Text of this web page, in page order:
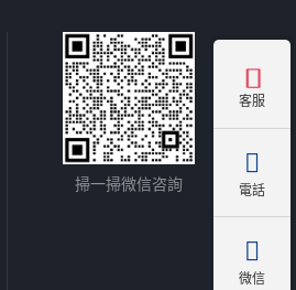
掃一掃微信咨詢

客服

電話

微信